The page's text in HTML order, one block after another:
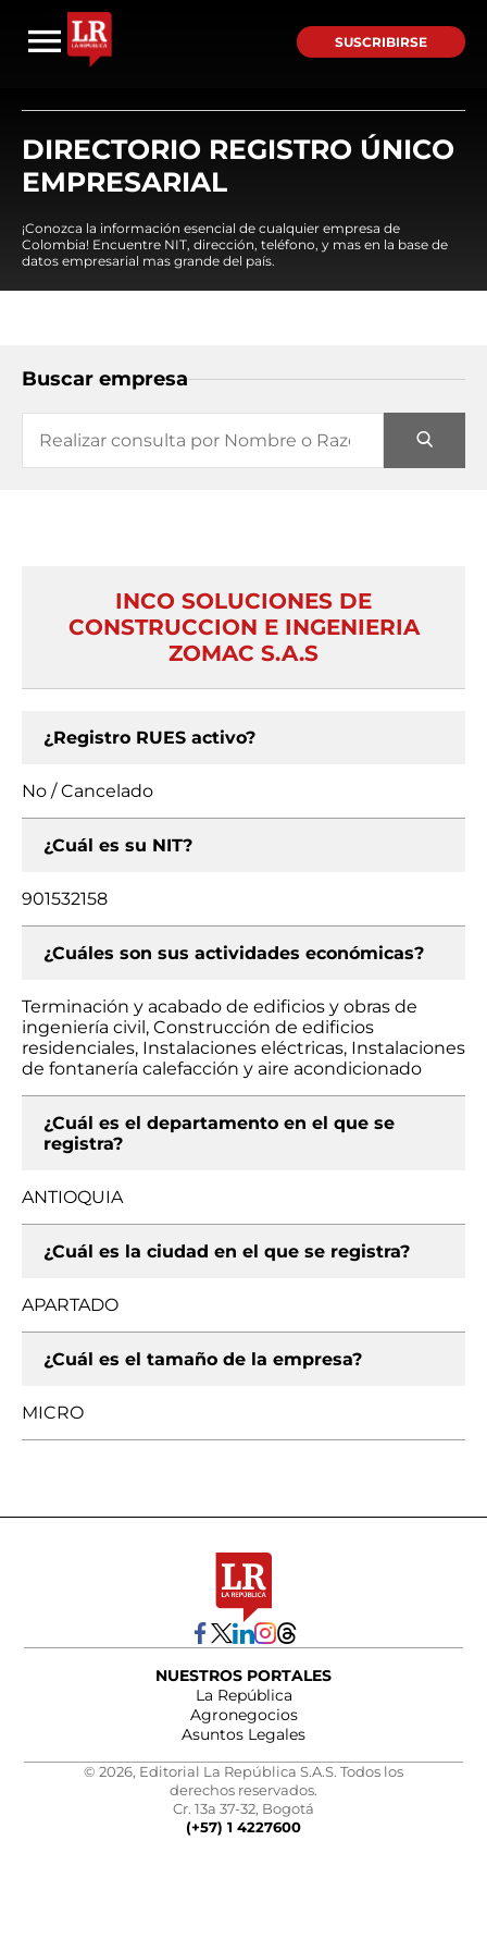
SUSCRIBIRSE
DIRECTORIO REGISTRO ÚNICO
EMPRESARIAL
¡Conozca la información esencial de cualquier empresa de
Colombia! Encuentre NIT, dirección, teléfono, y mas en la base de
datos empresarial mas grande del país.
Buscar empresa
INCO SOLUCIONES DE
CONSTRUCCION E INGENIERIA
ZOMAC S.A.S
¿Registro RUES activo?
No / Cancelado
¿Cuál es su NIT?
901532158
¿Cuáles son sus actividades económicas?
Terminación y acabado de edificios y obras de
ingeniería civil, Construcción de edificios
residenciales, Instalaciones eléctricas, Instalaciones
de fontanería calefacción y aire acondicionado
¿Cuál es el departamento en el que se
registra?
ANTIOQUIA
¿Cuál es la ciudad en el que se registra?
APARTADO
¿Cuál es el tamaño de la empresa?
MICRO
NUESTROS PORTALES
La República
Agronegocios
Asuntos Legales
© 2026, Editorial La República S.A.S. Todos los
derechos reservados.
Cr. 13a 37-32, Bogotá
(+57) 1 4227600